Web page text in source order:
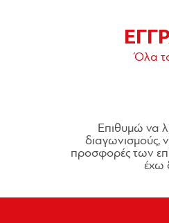
Όλα
Επιθυμώ να
διαγωνισμούς,
προσφορές των
έχω